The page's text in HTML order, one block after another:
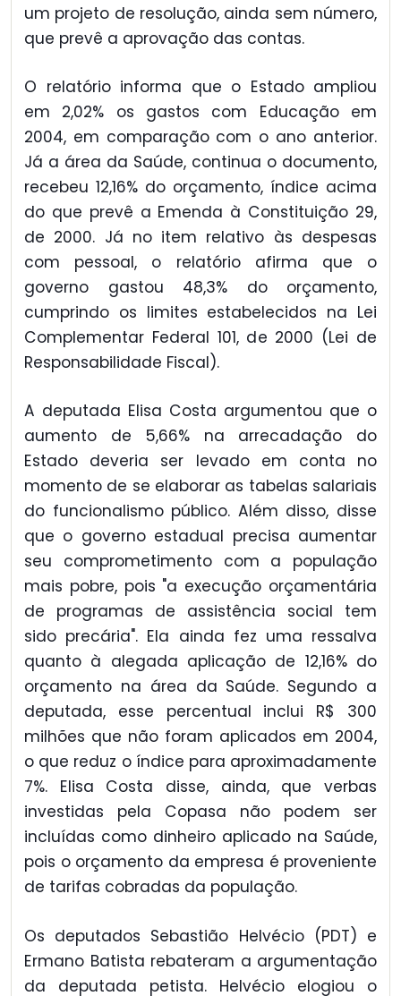
um projeto de resolução, ainda sem número,
que prevê a aprovação das contas.
O relatório informa que o Estado ampliou
em 2,02% os gastos com Educação em
2004, em comparação com o ano anterior.
Já a área da Saúde, continua o documento,
recebeu 12,16% do orçamento, índice acima
do que prevê a Emenda à Constituição 29,
de 2000. Já no item relativo às despesas
com pessoal, o relatório afirma que o
governo gastou 48,3% do orçamento,
cumprindo os limites estabelecidos na Lei
Complementar Federal 101, de 2000 (Lei de
Responsabilidade Fiscal).
A deputada Elisa Costa argumentou que o
aumento de 5,66% na arrecadação do
Estado deveria ser levado em conta no
momento de se elaborar as tabelas salariais
do funcionalismo público. Além disso, disse
que o governo estadual precisa aumentar
seu comprometimento com a população
mais pobre, pois "a execução orçamentária
de programas de assistência social tem
sido precária". Ela ainda fez uma ressalva
quanto à alegada aplicação de 12,16% do
orçamento na área da Saúde. Segundo a
deputada, esse percentual inclui R$ 300
milhões que não foram aplicados em 2004,
o que reduz o índice para aproximadamente
7%. Elisa Costa disse, ainda, que verbas
investidas pela Copasa não podem ser
incluídas como dinheiro aplicado na Saúde,
pois o orçamento da empresa é proveniente
de tarifas cobradas da população.
Os deputados Sebastião Helvécio (PDT) e
Ermano Batista rebateram a argumentação
da deputada petista. Helvécio elogiou o